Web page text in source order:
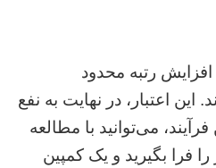
افزایش رتبه محدود
اعتبار، در نهایت به نفع
می‌توانید با مطالعه
فرا بگیرید و یک کمپین